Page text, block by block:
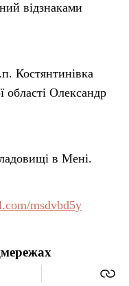
відзнаками
Костянтинівка
області Олександр
в Мені.
msdvbd5y